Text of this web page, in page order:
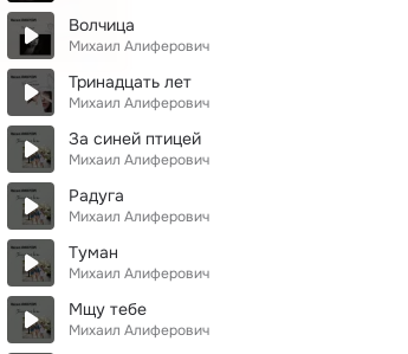
Волчица
Михаил Алиферович
Тринадцать лет
Михаил Алиферович
За синей птицей
Михаил Алиферович
Радуга
Михаил Алиферович
Туман
Михаил Алиферович
Мщу тебе
Михаил Алиферович